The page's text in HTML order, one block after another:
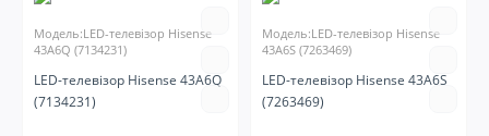
Модель:LED-телевізор Hisense
43A6Q (7134231)
LED-телевізор Hisense 43A6Q
(7134231)
Модель:LED-телевізор Hisense
43A6S (7263469)
LED-телевізор Hisense 43A6S
(7263469)